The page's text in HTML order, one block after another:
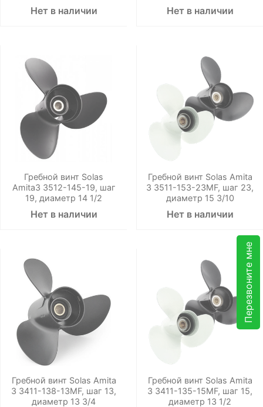
Перезвоните мне
Нет в наличии Нет в наличии
Гребной винт Solas
Amita3 3512-145-19, шаг
19, диаметр 14 1/2
Нет в наличии
Гребной винт Solas Amita
3 3511-153-23MF, шаг 23,
диаметр 15 3/10
Нет в наличии
Гребной винт Solas Amita
3 3411-138-13MF, шаг 13,
диаметр 13 3/4
Гребной винт Solas Amita
3 3411-135-15MF, шаг 15,
диаметр 13 1/2